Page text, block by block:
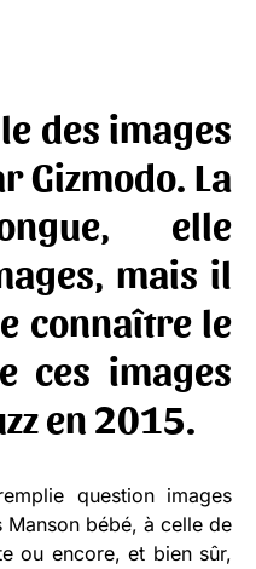
des images
Gizmodo. La
elle
mais il
connaître le
ces images
en 2015.
question images
bébé, à celle de
ou encore, et bien sûr,